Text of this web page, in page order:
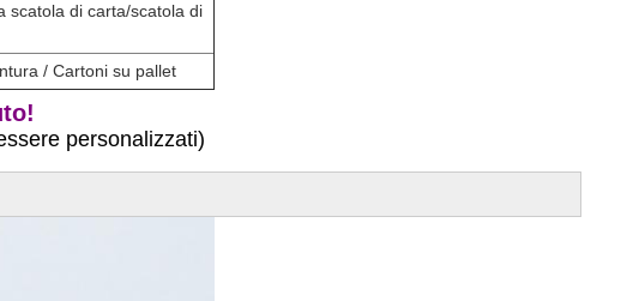
scatola di carta/scatola di
/ Cartoni su pallet
personalizzati)